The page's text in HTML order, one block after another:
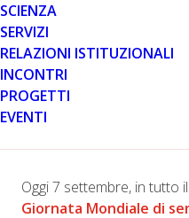
SCIENZA
SERVIZI
RELAZIONI ISTITUZIONALI
INCONTRI
PROGETTI
EVENTI
Al centro dell’edizione
Roma, 7 settembre 2022
Oggi 7 settembre, in tutto
Giornata Mondiale di